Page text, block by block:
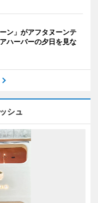
ン」がアフタヌーンテ
ハーバーの夕日を見な
シュ